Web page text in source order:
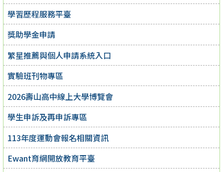
學習歷程服務平臺
獎助學金申請
繁星推薦與個人申請系統入口
實驗班刊物專區
2026壽山高中線上大學博覽會
學生申訴及再申訴專區
113年度運動會報名相關資訊
Ewant育網開放教育平臺